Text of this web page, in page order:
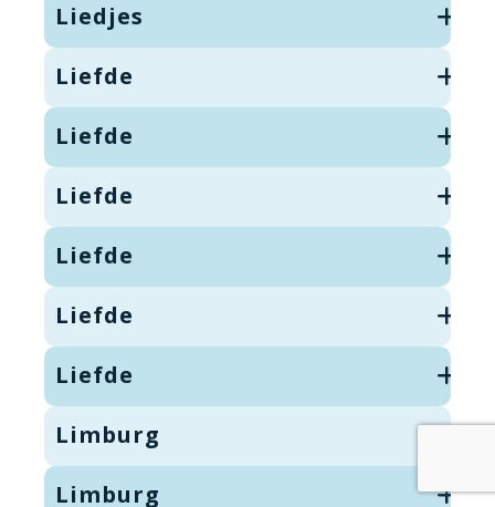
Liedjes
Liefde
Liefde
Liefde
Liefde
Liefde
Liefde
Limburg
Limburg